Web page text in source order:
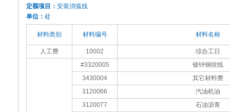
定额项目： 安装消弧线
单位： 处
材料类别 材料编号 材料名称
人工费 10002 综合工日
#3320005
镀锌钢绞线
3430004
其它材料费
3120066
汽油机油
3120077
石油沥青